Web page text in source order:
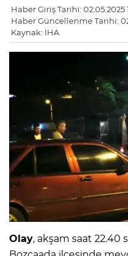
Haber Giriş Tarihi: 02.05.2025
Haber Güncellenme Tarihi:
Kaynak: İHA
Olay, akşam saat 22.40